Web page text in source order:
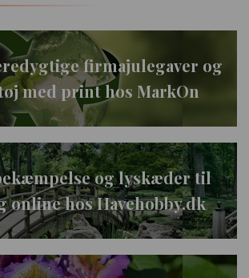
firmajulegaver og
med print hos MarkOn
og lyskæder til
online hos Havehobby.dk